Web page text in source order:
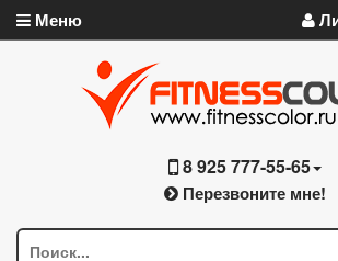
Меню
8 925 777-55-65
Перезвоните мне!